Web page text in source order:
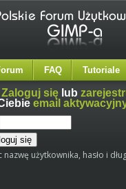
FAQ Tutoriale
Zaloguj się lub
email
użytkownika, hasło i